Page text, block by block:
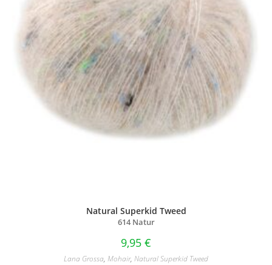
Natural Superkid Tweed
614 Natur
9,95 €
Lana Grossa, Mohair, Natural Superkid Tweed